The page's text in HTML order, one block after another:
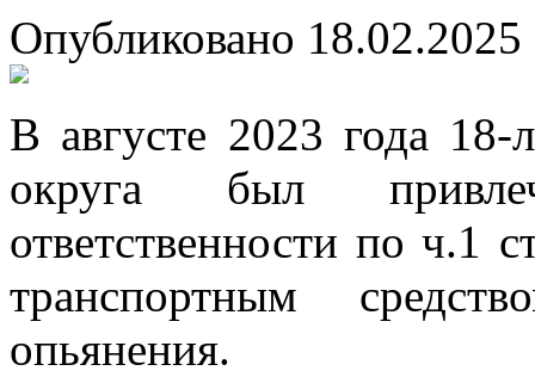
Опубликовано
В августе 2023 года 18-
округа был
ответственности по ч.1
транспортным
опьянения.